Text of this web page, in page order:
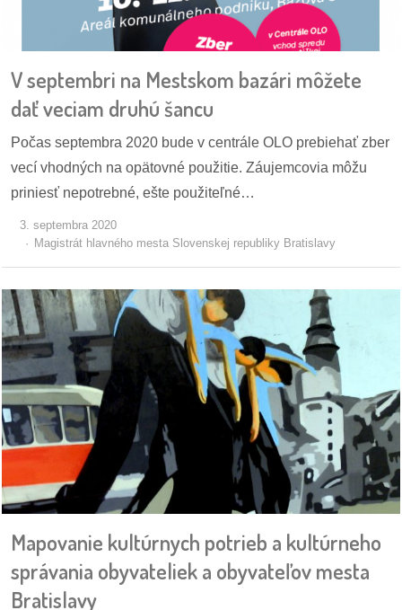
V septembri na Mestskom bazári môžete
dať veciam druhú šancu
Počas septembra 2020 bude v centrále OLO prebiehať zber
vecí vhodných na opätovné použitie. Záujemcovia môžu
priniesť nepotrebné, ešte použiteľné…
3. septembra 2020
Magistrát hlavného mesta Slovenskej republiky Bratislavy
Mapovanie kultúrnych potrieb a kultúrneho
správania obyvateliek a obyvateľov mesta
Bratislavy